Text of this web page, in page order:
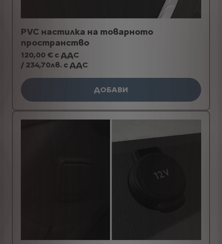
PVC настилка на товарното
пространство
120,00 € с ДДС
/ 234,70лв. с ДДС
ДОБАВИ